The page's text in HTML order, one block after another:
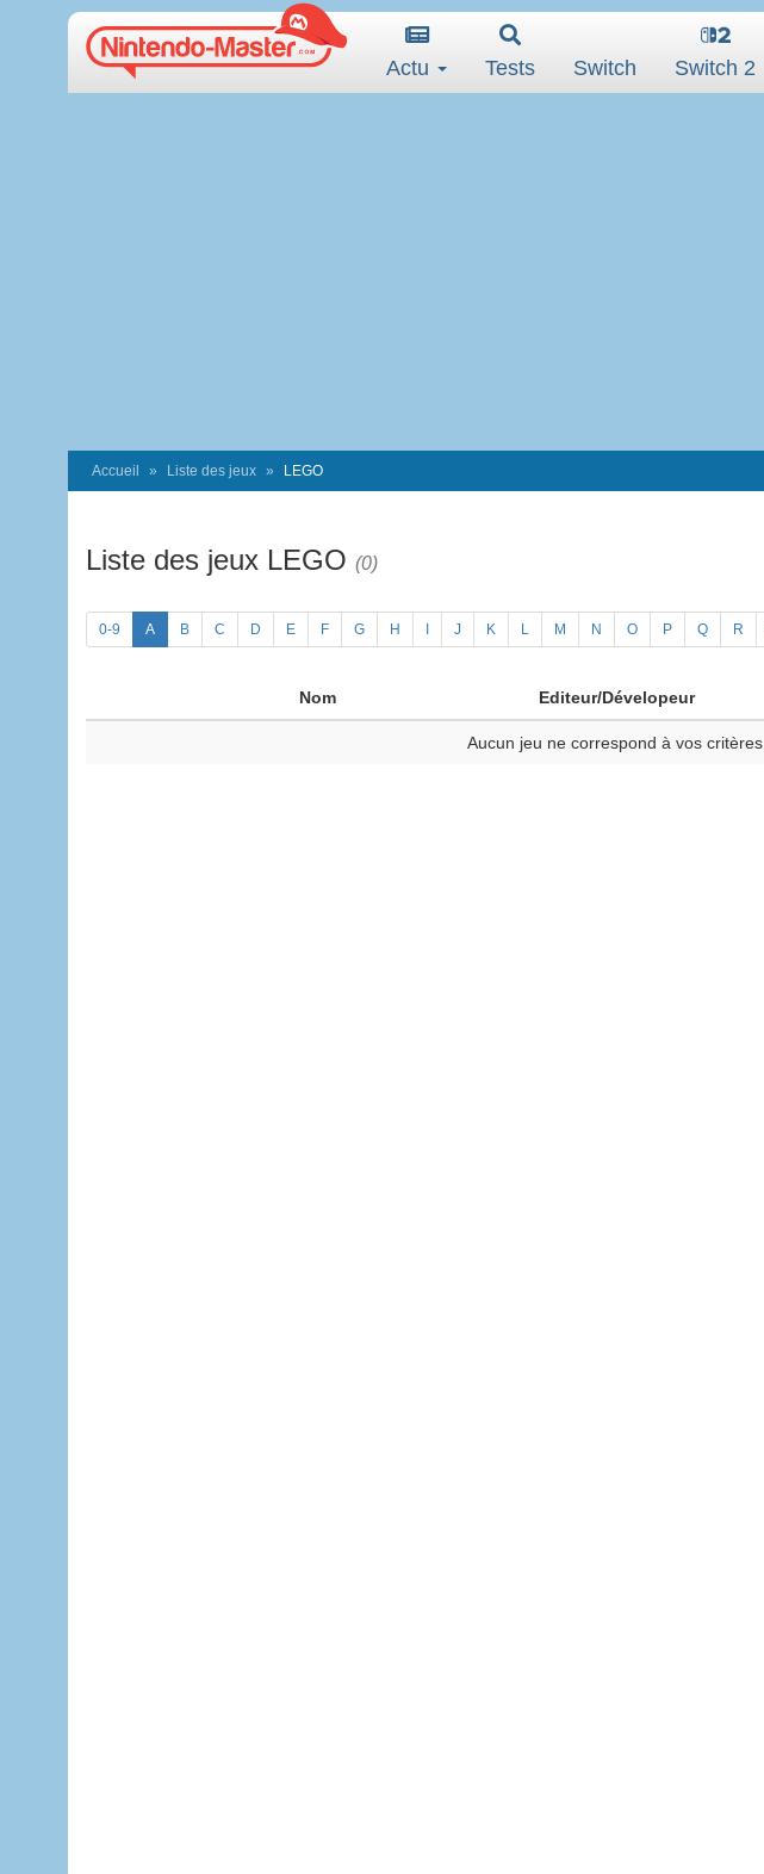
Actu Tests Switch Switch 2
Accueil Liste des jeux LEGO
Liste des jeux LEGO (0)
0-9 A B C D E F G H J K L M N O P Q R
Nom Editeur/Dévelopeur
Aucun jeu ne correspond à vos critères.